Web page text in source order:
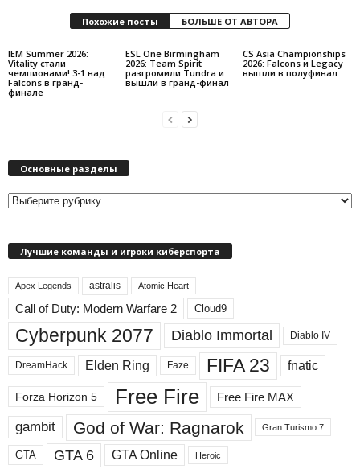
Похожие посты БОЛЬШЕ ОТ АВТОРА
IEM Summer 2026:
Vitality стали
чемпионами! 3-1 над
Falcons в гранд-
финале
ESL One Birmingham
2026: Team Spirit
разгромили Tundra и
вышли в гранд-финал
CS Asia Championships
2026: Falcons и Legacy
вышли в полуфинал
Основные разделы
О
е
а
д
е
ы
Лучшие команды и игроки киберспорта
Apex Legends astralis Atomic Heart
Call of Duty: Modern Warfare 2 Cloud9
Cyberpunk 2077 Diablo Immortal Diablo IV
DreamHack Elden Ring Faze FIFA 23 fnatic
Forza Horizon 5 Free Fire Free Fire MAX
gambit God of War: Ragnarok Gran Turismo 7
GTA GTA 6 GTA Online Heroic